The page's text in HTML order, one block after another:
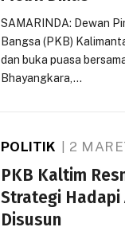
SAMARINDA: Dewan
Bangsa (PKB)
dan buka puasa
Bhayangkara,…
POLITIK 2
PKB Kaltim
Strategi Hadapi
Disusun